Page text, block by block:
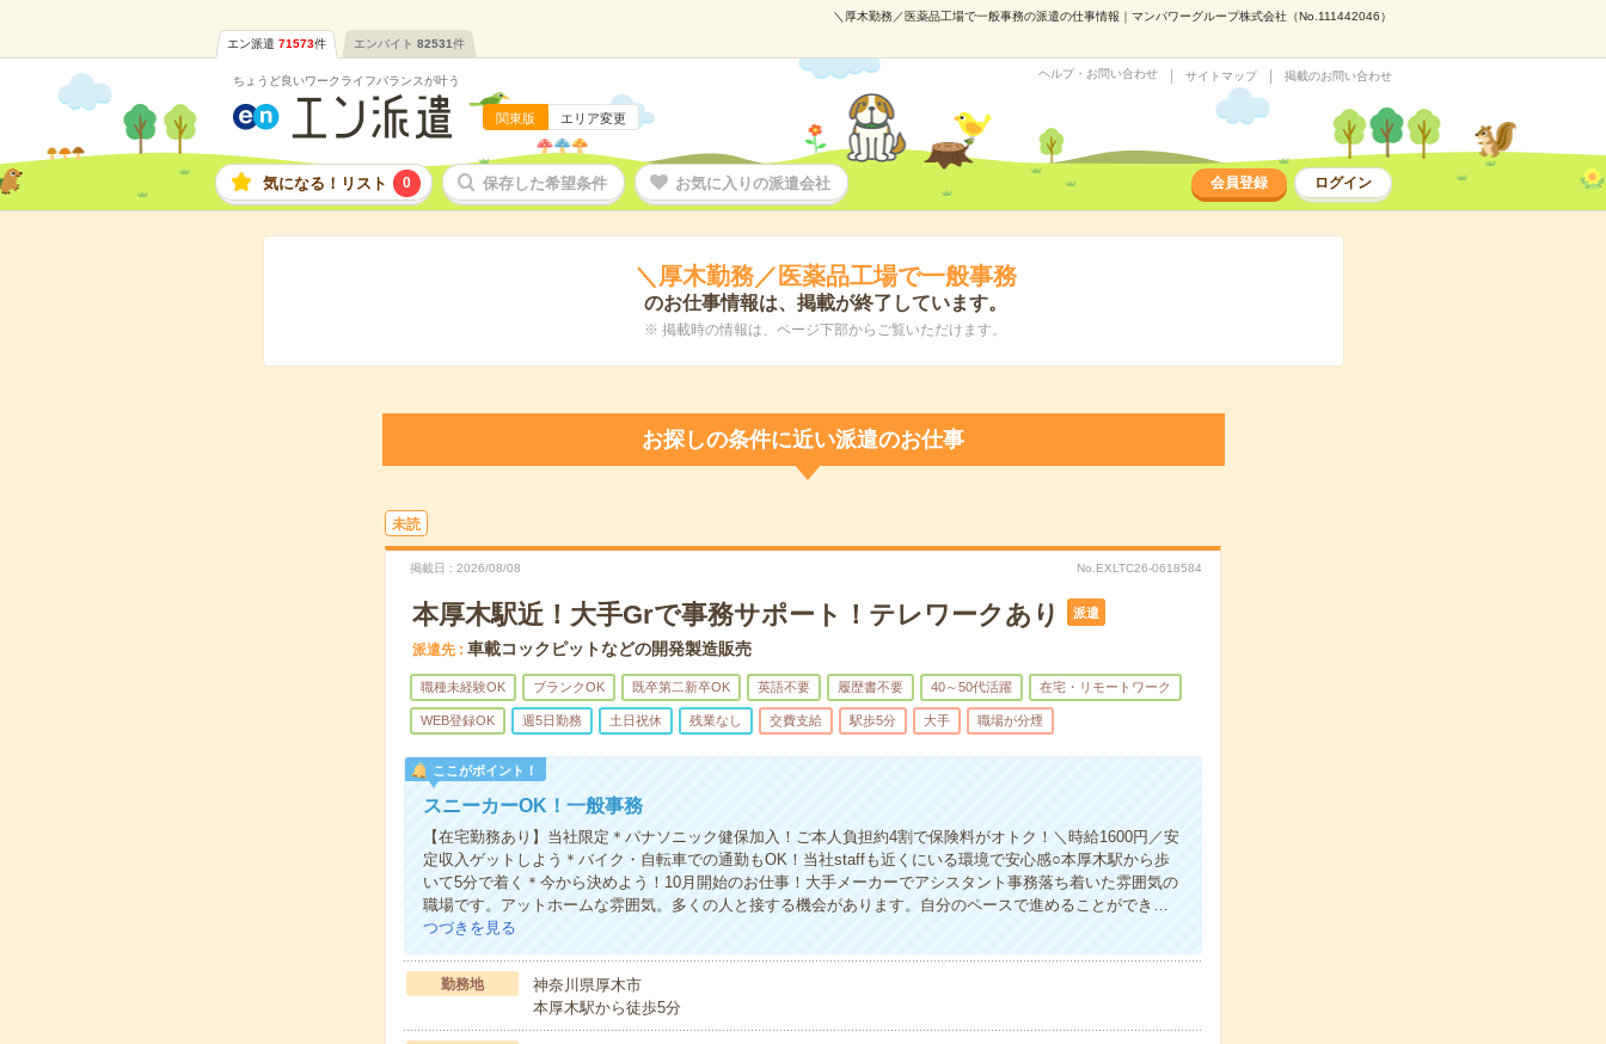
＼厚木勤務／医薬品工場で一般事務の派遣の仕事情報｜マンパワーグループ株式会社（No.111442046）
エン派遣 71573件 エンバイト 82531件
ちょうど良いワークライフバランスが叶う
関東版 エリア変更
ヘルプ・お問い合わせ サイトマップ 掲載のお問い合わせ
気になる！リスト 0 保存した希望条件 お気に入りの派遣会社 会員登録 ログイン
＼厚木勤務／医薬品工場で一般事務
のお仕事情報は、掲載が終了しています。
※ 掲載時の情報は、ページ下部からご覧いただけます。
お探しの条件に近い派遣のお仕事
未読
掲載日 2026/08/08 No.EXLTC26-0618584
本厚木駅近！大手Grで事務サポート！テレワークあり 派遣
派遣先 車載コックピットなどの開発製造販売
職種未経験OK ブランクOK 既卒第二新卒OK 英語不要 履歴書不要 40～50代活躍 在宅・リモートワーク
WEB登録OK 週5日勤務 土日祝休 残業なし 交費支給 駅歩5分 大手 職場が分煙
ここがポイント！
スニーカーOK！一般事務
【在宅勤務あり】当社限定＊パナソニック健保加入！ご本人負担約4割で保険料がオトク！＼時給1600円／安
定収入ゲットしよう＊バイク・自転車での通勤もOK！当社staffも近くにいる環境で安心感○本厚木駅から歩
いて5分で着く＊今から決めよう！10月開始のお仕事！大手メーカーでアシスタント事務落ち着いた雰囲気の
職場です。アットホームな雰囲気。多くの人と接する機会があります。自分のペースで進めることができ…
つづきを見る
勤務地
神奈川県厚木市
本厚木駅から徒歩5分